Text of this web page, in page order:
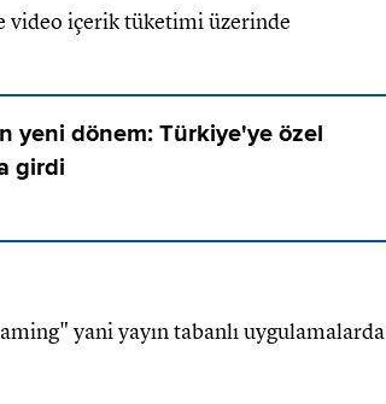
video içerik tüketimi üzerinde
yeni dönem: Türkiye'ye özel
girdi
yani yayın tabanlı uygulamalarda